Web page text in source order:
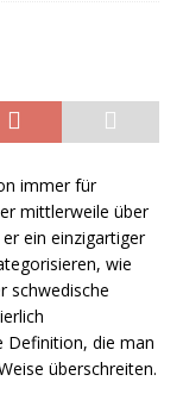
immer für
mittlerweile über
ein einzigartiger
wie
schwedische
Definition, die man
überschreiten.